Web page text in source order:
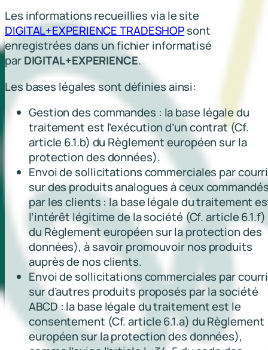
Les informations recueillies via le site
DIGITAL+EXPERIENCE TRADESHOPsont
enregistrées dans un fichier informatisé
parDIGITAL+EXPERIENCE.
Les bases légales sont définies ainsi:
Gestion des commandes : la base légale du
traitement est l’exécution d’un contrat (Cf.
article 6.1.b) du Règlement européen sur la
protection des données).
Envoi de sollicitations commerciales par
sur des produits analogues à ceux
par les clients : la base légale du traitement
l’intérêt légitime de la société (Cf. article 6.1.f)
du Règlement européen sur la protection des
données), à savoir promouvoir nos produits
auprès de nos clients.
Envoi de sollicitations commerciales par
sur d’autres produits proposés par la société
ABCD : la base légale du traitement est le
consentement (Cf. article 6.1.a) du Règlement
européen sur la protection des données),